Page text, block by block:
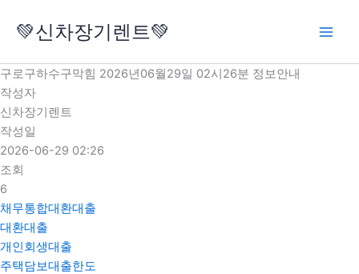
로
건
너
뛰
기
💚신차장기렌트💚
구로구하수구막힘 2026년06월29일 02시26분 정보안내
작성자
신차장기렌트
작성일
2026-06-29 02:26
조회
6
채무통합대환대출
대환대출
개인회생대출
주택담보대출한도